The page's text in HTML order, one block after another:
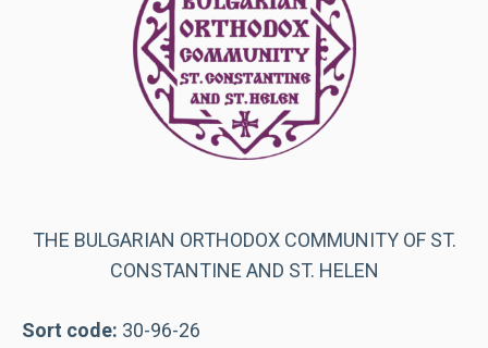
THE BULGARIAN ORTHODOX COMMUNITY OF ST.
CONSTANTINE AND ST. HELEN
Sort code: 30-96-26